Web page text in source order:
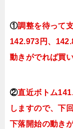
①調整を待って
142.973円、
動きがでれば買
②直近ボトム
し ますので、下
下落開始の動き